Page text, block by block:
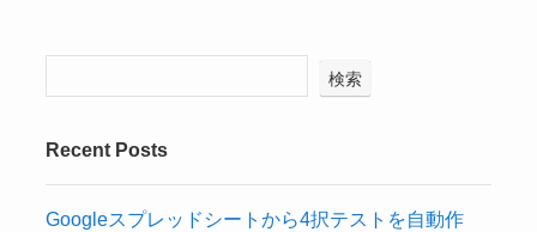
検索
Recent Posts
Googleスプレッドシートから4択テストを自動作